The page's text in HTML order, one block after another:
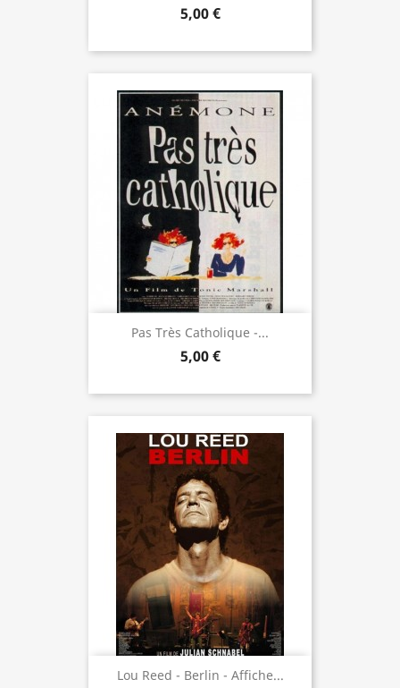
5,00 €
Pas Très Catholique -...
5,00 €
Lou Reed - Berlin - Affiche...